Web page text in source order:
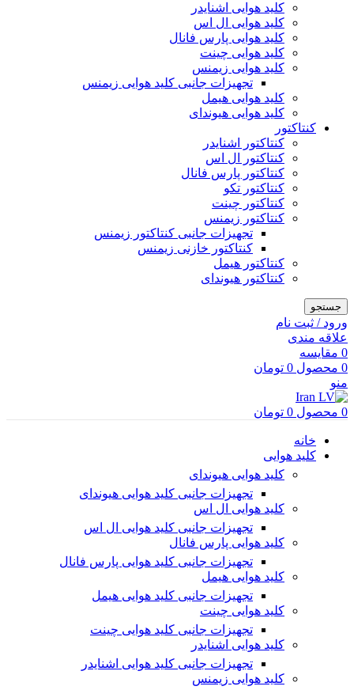
کلید هوایی اشنایدر
کلید هوایی ال اس
کلید هوایی پارس فانال
کلید هوایی چینت
کلید هوایی زیمنس
تجهیزات جانبی کلید هوایی زیمنس
کلید هوایی هیمل
کلید هوایی هیوندای
کنتاکتور
کنتاکتور اشنایدر
کنتاکتور ال اس
کنتاکتور پارس فانال
کنتاکتور تکو
کنتاکتور چینت
کنتاکتور زیمنس
تجهیزات جانبی کنتاکتور زیمنس
کنتاکتور خازنی زیمنس
کنتاکتور هیمل
کنتاکتور هیوندای
جستجو
ورود / ثبت نام
علاقه مندی
0 مقایسه
0 محصول 0 تومان
منو
0 محصول 0 تومان
خانه
کلید هوایی
کلید هوایی هیوندای
تجهیزات جانبی کلید هوایی هیوندای
کلید هوایی ال اس
تجهیزات جانبی کلید هوایی ال اس
کلید هوایی پارس فانال
تجهیزات جانبی کلید هوایی پارس فانال
کلید هوایی هیمل
تجهیزات جانبی کلید هوایی هیمل
کلید هوایی چینت
تجهیزات جانبی کلید هوایی چینت
کلید هوایی اشنایدر
تجهیزات جانبی کلید هوایی اشنایدر
کلید هوایی زیمنس